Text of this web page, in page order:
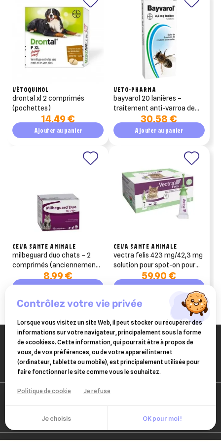
VÉTOQUINOL
drontal xl 2 comprimés
(pochettes)
14,49 €
Ajouter au panier
VETO-PHARMA
bayvarol 20 lanières –
traitement anti-varroa de
rotation (fluméthrine)
30,58 €
Ajouter au panier
CEVA SANTE ANIMALE
milbeguard duo chats – 2
comprimés (anciennement
milbactor)8,99 €
Ajouter au panier
CEVA SANTE ANIMALE
vectra felis 423 mg/42,3 mg
solution pour spot-on pour
chats 12 pipettes
59,90 €
Ajouter au panier
Créer une nouvelle liste
((cancelText)) ((modalDeleteText))
Annuler Créer une liste d'envies
liste d'envies.
Annuler Connexion
contrôlez votre vie privée
Lorsque vous visitez un site Web, il peut stocker ou récupérer des
informations sur votre navigateur, principalement sous la forme
de «cookies». Cette information, qui pourrait être à propos de
vous, de vos préférences, ou de votre appareil internet
(ordinateur, tablette ou mobile), est principalement utilisée pour
faire fonctionner le site comme vous le souhaitez.
Politique de cookie Je refuse
Je choisis OK pour moi !